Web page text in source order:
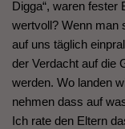
Digga“, waren fester
wertvoll? Wenn man
auf uns täglich
der Verdacht auf die
werden. Wo landen
nehmen dass auf
Ich rate den Eltern